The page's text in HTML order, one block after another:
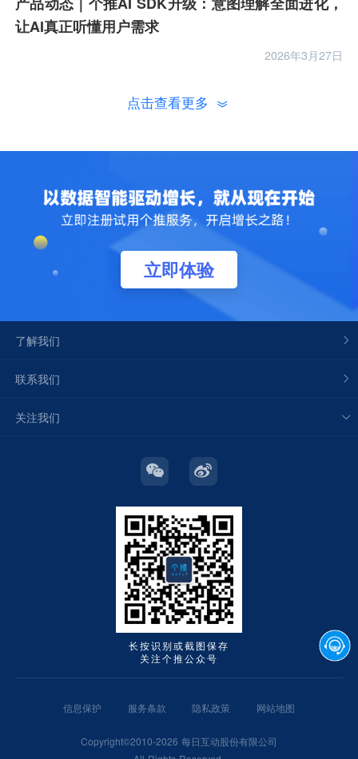
让AI真正听懂用户需求
2026年3月27日
点击查看更多
立即体验
了解我们
联系我们
关注我们
长按识别或截图保存
关注个推公众号
信息保护 服务条款 隐私政策 网站地图
Copyright©2010-2026 每日互动股份有限公司